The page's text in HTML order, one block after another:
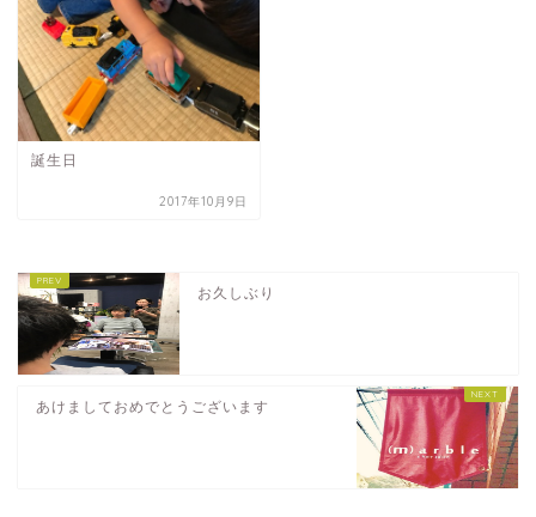
誕生日
2017年10月9日
お久しぶり
あけましておめでとうございます